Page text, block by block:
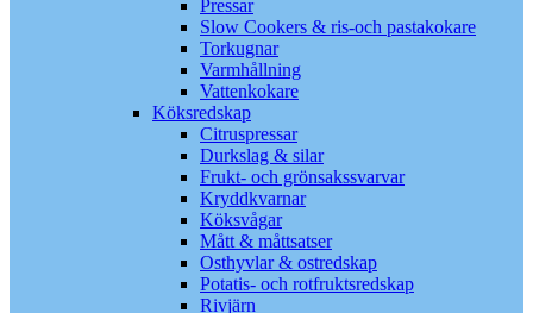
Pressar
Slow Cookers & ris-och pastakokare
Torkugnar
Varmhållning
Vattenkokare
Köksredskap
Citruspressar
Durkslag & silar
Frukt- och grönsakssvarvar
Kryddkvarnar
Köksvågar
Mått & måttsatser
Osthyvlar & ostredskap
Potatis- och rotfruktsredskap
Rivjärn